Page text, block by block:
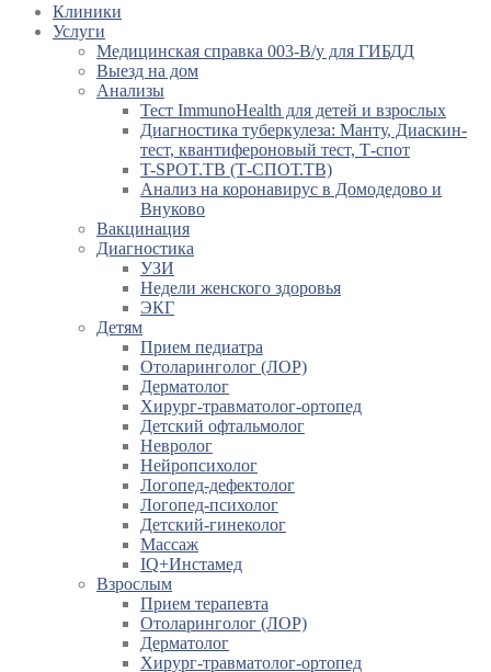
Клиники
Услуги
Медицинская справка 003-В/у для ГИБДД
Выезд на дом
Анализы
Тест ImmunoHealth для детей и взрослых
Диагностика туберкулеза: Манту, Диаскин-
тест, квантифероновый тест, Т-спот
T-SPOT.TB (Т-СПОТ.ТВ)
Анализ на коронавирус в Домодедово и
Внуково
Вакцинация
Диагностика
УЗИ
Недели женского здоровья
ЭКГ
Детям
Прием педиатра
Отоларинголог (ЛОР)
Дерматолог
Хирург-травматолог-ортопед
Детский офтальмолог
Невролог
Нейропсихолог
Логопед-дефектолог
Логопед-психолог
Детский-гинеколог
Массаж
IQ+Инстамед
Взрослым
Прием терапевта
Отоларинголог (ЛОР)
Дерматолог
Хирург-травматолог-ортопед